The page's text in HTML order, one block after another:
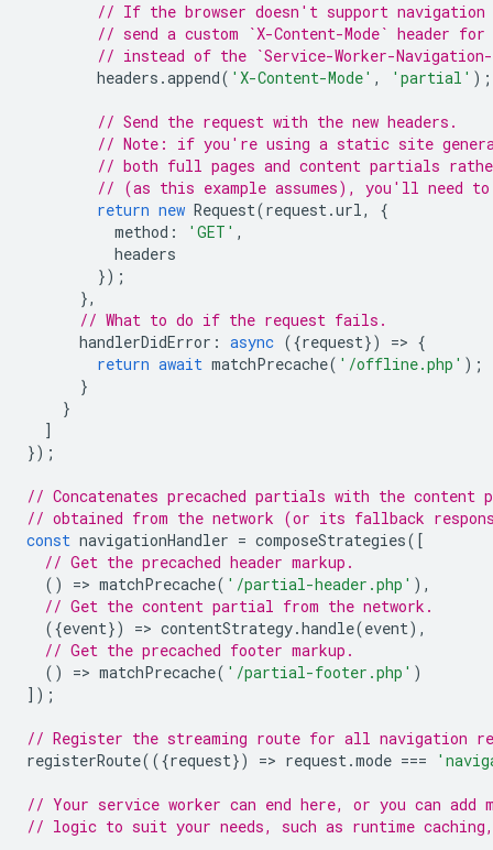
// If the browser doesn't support navigation
// send a custom `X-Content-Mode` header
// instead of the `Service-Worker-
headers .append( 'X-Content-Mode' , 'partial' );
// Send the request with the new headers.
// Note: if you're using a static site
// both full pages and content partials
// (as this example assumes), you'll need to
return new Request(request.url,
{
method : 'GET' ,
headers
});
},
// What to do if the request fails.
handlerDidError : async ({request}) => {
return await matchPrecache( '/offline.php' );
}
}
]
});
// Concatenates precached partials with the content
// obtained from the network (or its fallback
const navigationHandler = composeStrategies([
// Get the precached header markup.
()
=> matchPrecache( '/partial-header.php' ),
// Get the content partial from the network.
({event}) => contentStrategy.handle(event),
// Get the precached footer markup.
()
=> matchPrecache( '/partial-footer.php' )
]);
// Register the streaming route for all navigation
registerRoute(({request}) => request.mode ===
// Your service worker can end here, or you can add
// logic to suit your needs, such as runtime